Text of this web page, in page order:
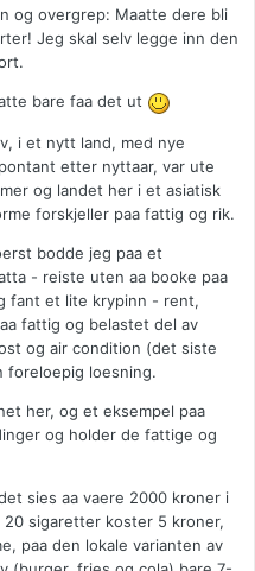
og overgrep: Maatte dere bli
Jeg skal selv legge inn den
bare faa det ut
i et nytt land, med nye
etter nyttaar, var ute
og landet her i et asiatisk
forskjeller paa fattig og rik.
bodde jeg paa et
- reiste uten aa booke paa
fant et lite krypinn - rent,
fattig og belastet del av
og air condition (det siste
foreloepig loesning.
her, og et eksempel paa
og holder de fattige og
sies aa vaere 2000 kroner i
sigaretter koster 5 kroner,
paa den lokale varianten av